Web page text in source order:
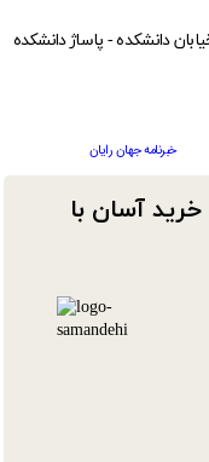
خرید آسان با
خبرنامه جهان رایان
دانشکده - پاساژ دانشکده